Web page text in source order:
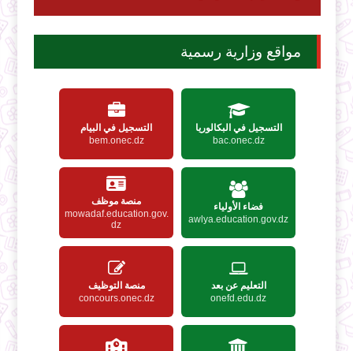
مواقع وزارية رسمية
التسجيل في البكالوريا
bac.onec.dz
التسجيل في البيام
bem.onec.dz
فضاء الأولياء
awlya.education.gov.dz
منصة موظف
mowadaf.education.gov.
dz
التعليم عن بعد
onefd.edu.dz
منصة التوظيف
concours.onec.dz